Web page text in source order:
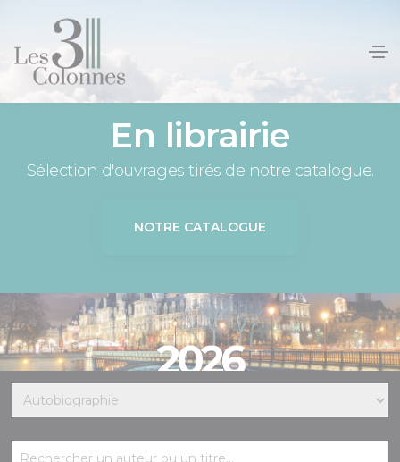
En librairie
Sélection d'ouvrages tirés de notre catalogue.
NOTRE CATALOGUE
2026